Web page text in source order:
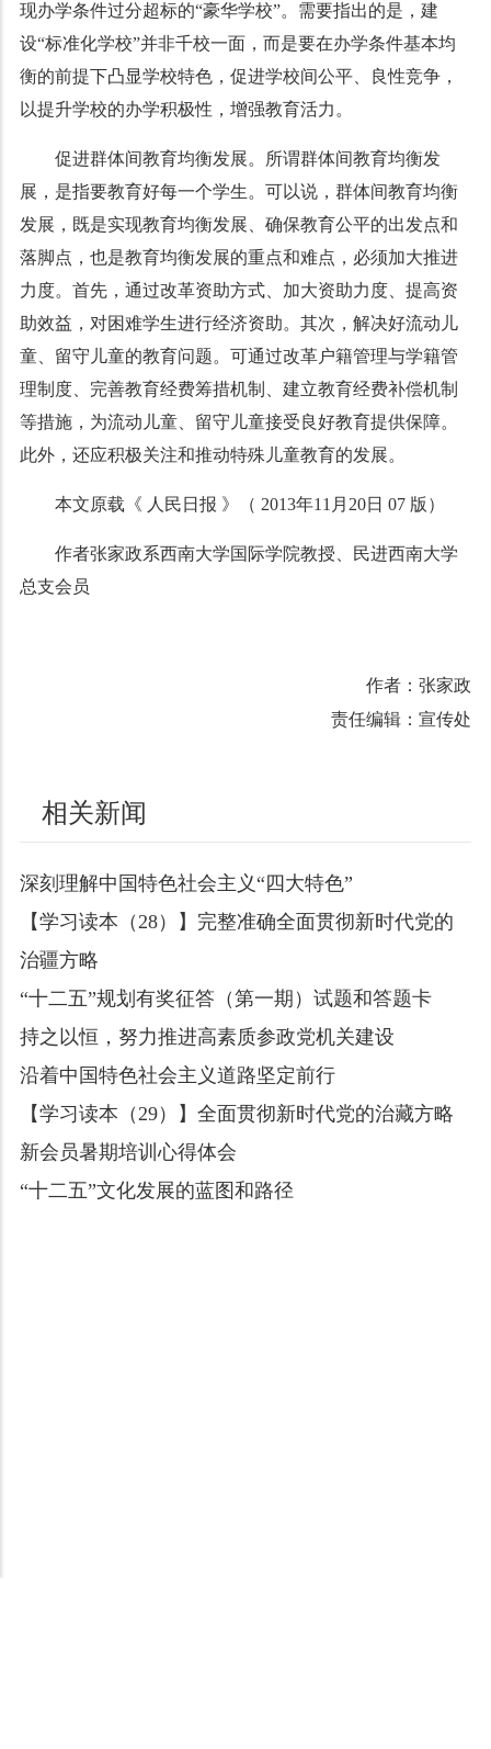
现办学条件过分超标的“豪华学校”。需要指出的是，建
设“标准化学校”并非千校一面，而是要在办学条件基本均
衡的前提下凸显学校特色，促进学校间公平、良性竞争，
以提升学校的办学积极性，增强教育活力。
促进群体间教育均衡发展。所谓群体间教育均衡发
展，是指要教育好每一个学生。可以说，群体间教育均衡
发展，既是实现教育均衡发展、确保教育公平的出发点和
落脚点，也是教育均衡发展的重点和难点，必须加大推进
力度。首先，通过改革资助方式、加大资助力度、提高资
助效益，对困难学生进行经济资助。其次，解决好流动儿
童、留守儿童的教育问题。可通过改革户籍管理与学籍管
理制度、完善教育经费筹措机制、建立教育经费补偿机制
等措施，为流动儿童、留守儿童接受良好教育提供保障。
此外，还应积极关注和推动特殊儿童教育的发展。
本文原载《 人民日报 》（ 2013年11月20日 07 版）
作者张家政系西南大学国际学院教授、民进西南大学
总支会员
作者：张家政
责任编辑：宣传处
相关新闻
深刻理解中国特色社会主义“四大特色”
【学习读本（28）】完整准确全面贯彻新时代党的
治疆方略
“十二五”规划有奖征答（第一期）试题和答题卡
持之以恒，努力推进高素质参政党机关建设
沿着中国特色社会主义道路坚定前行
【学习读本（29）】全面贯彻新时代党的治藏方略
新会员暑期培训心得体会
“十二五”文化发展的蓝图和路径